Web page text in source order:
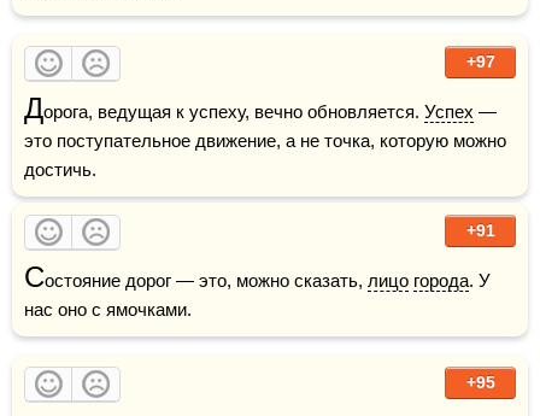
+97
Дорога, ведущая к успеху, вечно обновляется. Успех —
это поступательное движение, а не точка, которую можно
достичь.
+91
Состояние дорог — это, можно сказать, лицо города. У
нас оно с ямочками.
+95